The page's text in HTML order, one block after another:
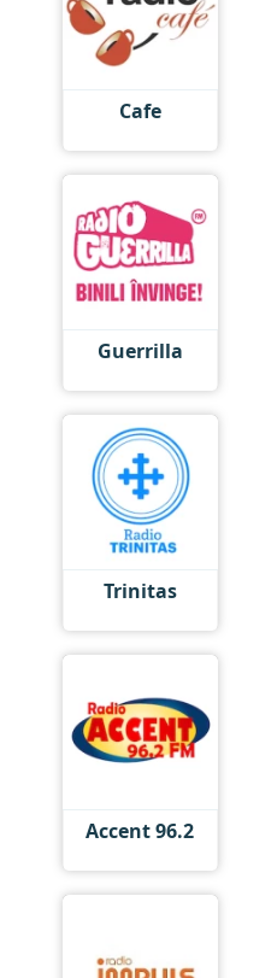
Cafe
Guerrilla
Trinitas
Accent 96.2